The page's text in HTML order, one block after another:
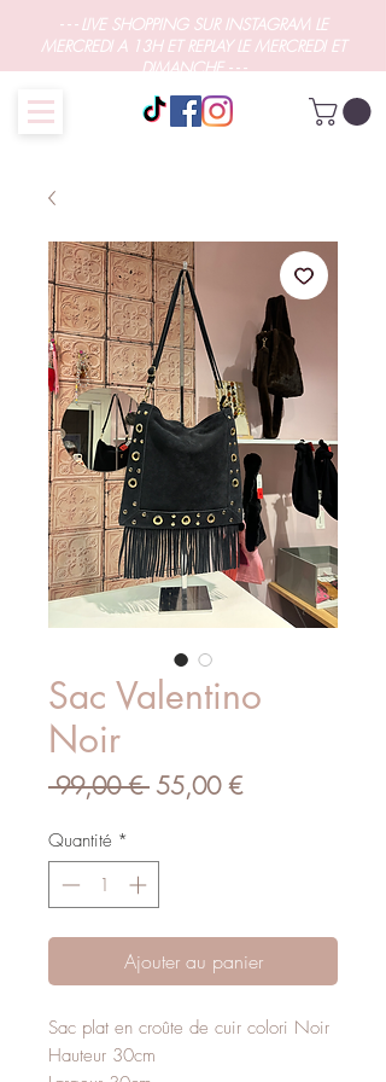
- - - LIVE SHOPPING SUR INSTAGRAM LE
MERCREDI A 13H ET REPLAY LE MERCREDI ET
DIMANCHE - - -
Sac Valentino
Noir
99,00 € Prix original
55,00 €Prix
Quantité *
Ajouter au panier
Sac plat en croûte de cuir colori Noir
Hauteur 30cm